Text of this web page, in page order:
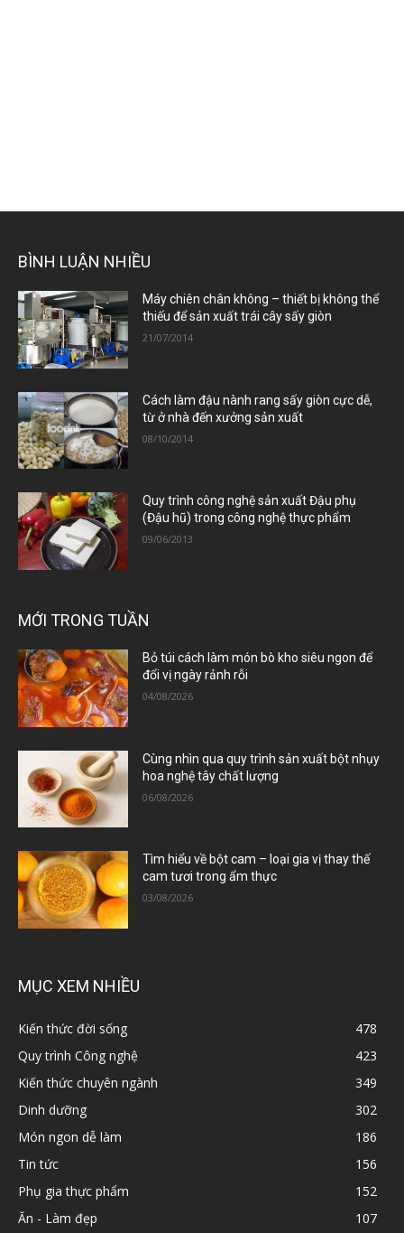
BÌNH LUẬN NHIỀU
Máy chiên chân không – thiết bị không thể
thiếu để sản xuất trái cây sấy giòn
21/07/2014
Cách làm đậu nành rang sấy giòn cực dễ,
từ ở nhà đến xưởng sản xuất
08/10/2014
Quy trình công nghệ sản xuất Đậu phụ
(Đậu hũ) trong công nghệ thực phẩm
09/06/2013
MỚI TRONG TUẦN
Bỏ túi cách làm món bò kho siêu ngon để
đổi vị ngày rảnh rỗi
04/08/2026
Cùng nhìn qua quy trình sản xuất bột nhụy
hoa nghệ tây chất lượng
06/08/2026
Tìm hiểu về bột cam – loại gia vị thay thế
cam tươi trong ẩm thực
03/08/2026
MỤC XEM NHIỀU
Kiến thức đời sống
478
Quy trình Công nghệ
423
Kiến thức chuyên ngành
349
Dinh dưỡng
302
Món ngon dễ làm
186
Tin tức
156
Phụ gia thực phẩm
152
Ăn - Làm đẹp
107